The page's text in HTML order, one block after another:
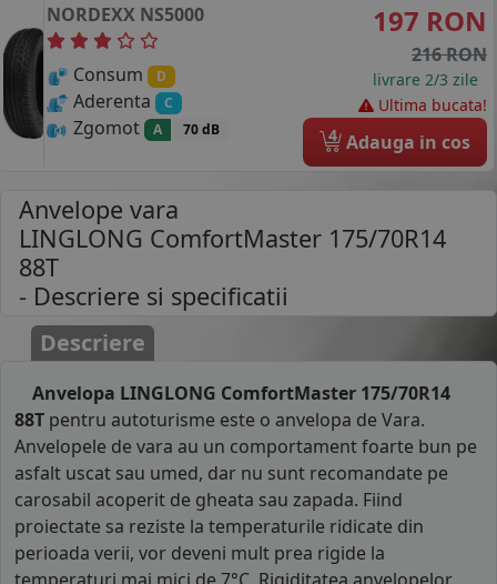
NORDEXX NS5000
Consum D
Aderenta C
Zgomot A 70 dB
197 RON
216 RON
livrare 2/3 zile
Ultima bucata!
4 Adauga in cos
Anvelope vara
LINGLONG ComfortMaster 175/70R14
88T
- Descriere si specificatii
Descriere
Anvelopa LINGLONG ComfortMaster 175/70R14
88T pentru autoturisme este o anvelopa de Vara.
Anvelopele de vara au un comportament foarte bun pe
asfalt uscat sau umed, dar nu sunt recomandate pe
carosabil acoperit de gheata sau zapada. Fiind
proiectate sa reziste la temperaturile ridicate din
perioada verii, vor deveni mult prea rigide la